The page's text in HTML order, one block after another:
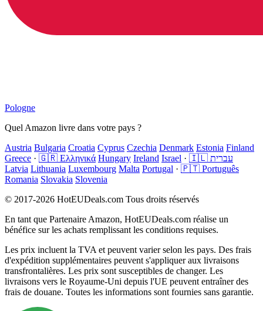
Pologne
Quel Amazon livre dans votre pays ?
Austria Bulgaria Croatia Cyprus Czechia Denmark Estonia Finland
Greece · 🇬🇷 Ελληνικά Hungary Ireland Israel ·
🇮🇱 עברית
Latvia Lithuania Luxembourg Malta Portugal · 🇵🇹 Português
Romania Slovakia Slovenia
© 2017-2026 HotEUDeals.com Tous droits réservés
En tant que Partenaire Amazon, HotEUDeals.com réalise un
bénéfice sur les achats remplissant les conditions requises.
Les prix incluent la TVA et peuvent varier selon les pays. Des frais
d'expédition supplémentaires peuvent s'appliquer aux livraisons
transfrontalières. Les prix sont susceptibles de changer. Les
livraisons vers le Royaume-Uni depuis l'UE peuvent entraîner des
frais de douane. Toutes les informations sont fournies sans garantie.